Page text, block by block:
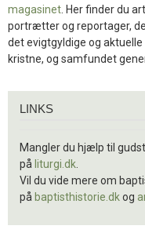
magasinet . Her finder du
portrætter og reportager,
det evigtgyldige og
kristne, og samfundet
LINKS
Mangler du hjælp til
på liturgi.dk
Vil du vide mere om
på baptisthistorie.dkog